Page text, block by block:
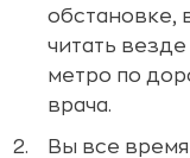
обстановке,
читать
метро по
врача.
Вы все